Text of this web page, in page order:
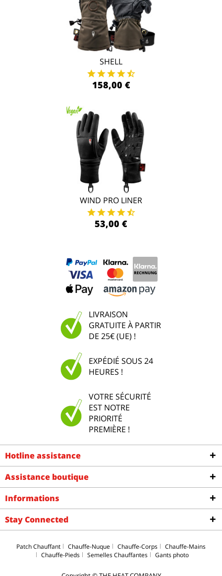
SHELL
158,00 €
WIND PRO LINER
53,00 €
LIVRAISON
GRATUITE À PARTIR
DE 25€ (UE) !
EXPÉDIÉ SOUS 24
HEURES !
VOTRE SÉCURITÉ
EST NOTRE
PRIORITÉ
PREMIÈRE !
Hotline assistance
Assistance boutique
Informations
Stay Connected
Patch Chauffant Chauffe-Nuque Chauffe-Corps
Chauffe-Mains
Chauffe-Pieds
Semelles Chauffantes Gants photo